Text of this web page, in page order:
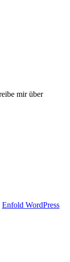
mir über
Enfold WordPress